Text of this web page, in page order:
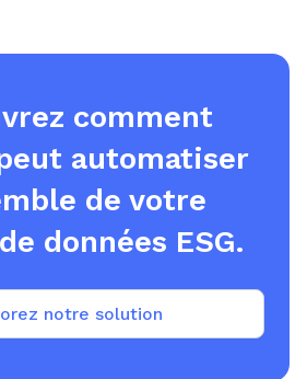
comment
automatiser
de votre
données ESG.
notre solution